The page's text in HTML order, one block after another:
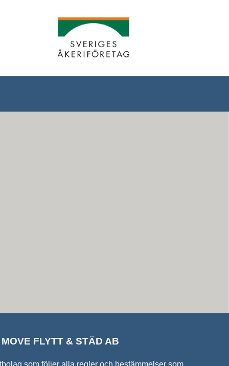
FLYTT & STÄD AB
som följer alla regler och bestämmelser som